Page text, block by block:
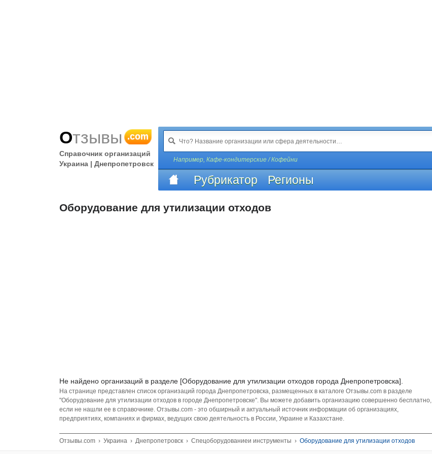
Отзывы .com
Справочник организаций
Украина | Днепропетровск
Например, Кафе-кондитерские / Кофейни
Рубрикатор Регионы
Оборудование для утилизации отходов
Не найдено организаций в разделе [Оборудование для утилизации отходов города Днепропетровска].
На странице представлен список организаций города Днепропетровска, размещенных в каталоге Отзывы.com в разделе
"Оборудование для утилизации отходов в городе Днепропетровске". Вы можете добавить организацию совершенно бесплатно,
если не нашли ее в справочнике. Отзывы.com - это обширный и актуальный источник информации об организациях,
предприятиях, компаниях и фирмах, ведущих свою деятельность в России, Украине и Казахстане.
Отзывы.com › Украина › Днепропетровск › Спецоборудованиеи инструменты › Оборудование для утилизации отходов